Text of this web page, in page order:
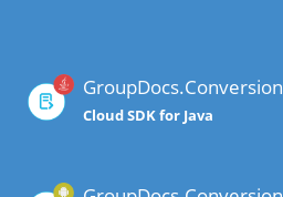
GroupDocs.Conversion
Cloud SDK for Java